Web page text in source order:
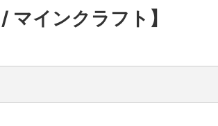
インクラフト】